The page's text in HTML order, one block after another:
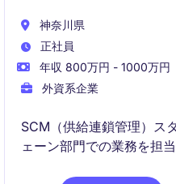
神奈川県
正社員
年収 800万円 - 1000万円
外資系企業
SCM（供給連鎖管理）ス
ェーン部門での業務を担